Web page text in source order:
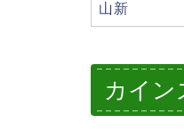
山新
カイン